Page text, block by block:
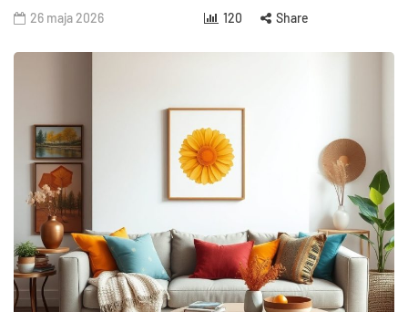
26 maja 2026 120 Share